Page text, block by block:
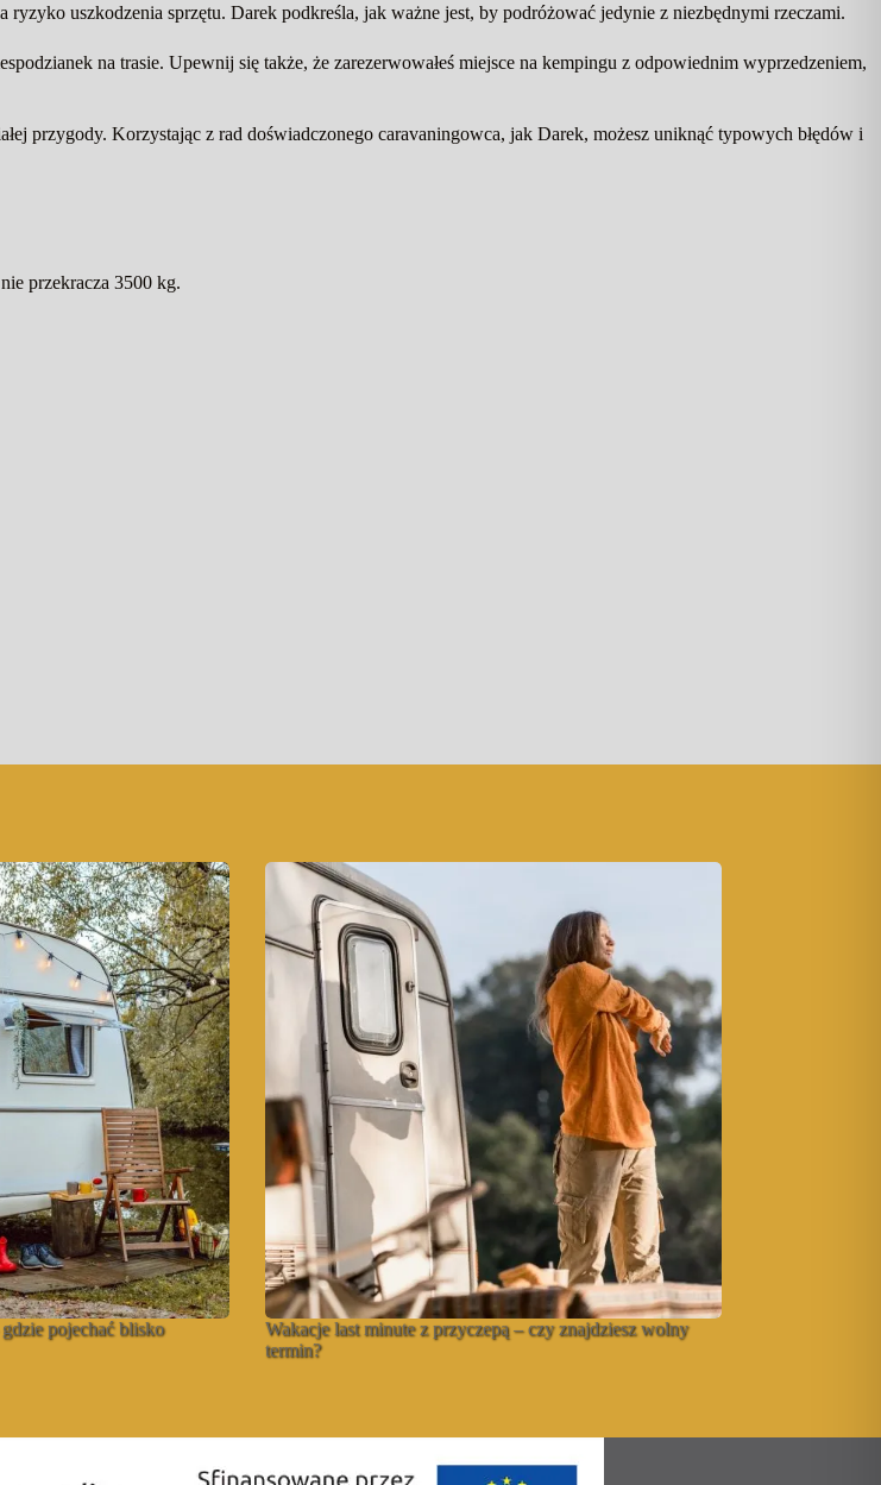
uszkodzenia sprzętu. Darek podkreśla, jak ważne jest, by podróżować jedynie z niezbędnymi rzeczami.
na trasie. Upewnij się także, że zarezerwowałeś miejsce na kempingu z odpowiednim wyprzedzeniem,
przygody. Korzystając z rad doświadczonego caravaningowca, jak Darek, możesz uniknąć typowych błędów i
przekracza 3500 kg.
pojechać blisko
Wakacje last minute z przyczepą – czy znajdziesz wolny
termin?